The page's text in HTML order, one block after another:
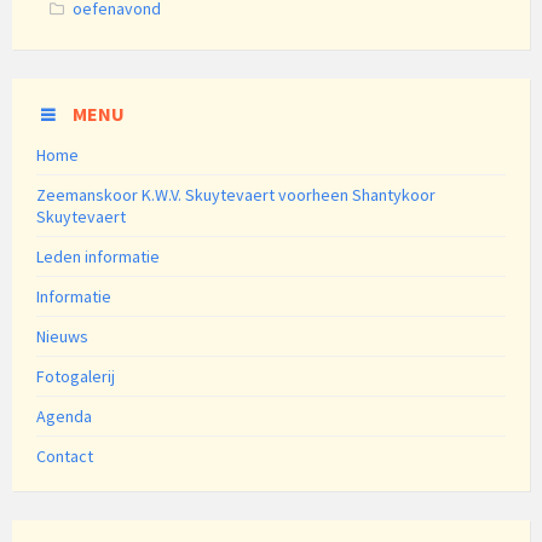
Categories:
oefenavond
MENU
Home
Zeemanskoor K.W.V. Skuytevaert voorheen Shantykoor
Skuytevaert
Leden informatie
Informatie
Nieuws
Fotogalerij
Agenda
Contact